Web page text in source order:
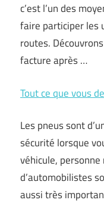
c’est l’un des
faire participer les
routes.
facture après …
Tout ce que vous
Les pneus sont
sécurité lorsque
véhicule,
d’automobilistes
aussi très